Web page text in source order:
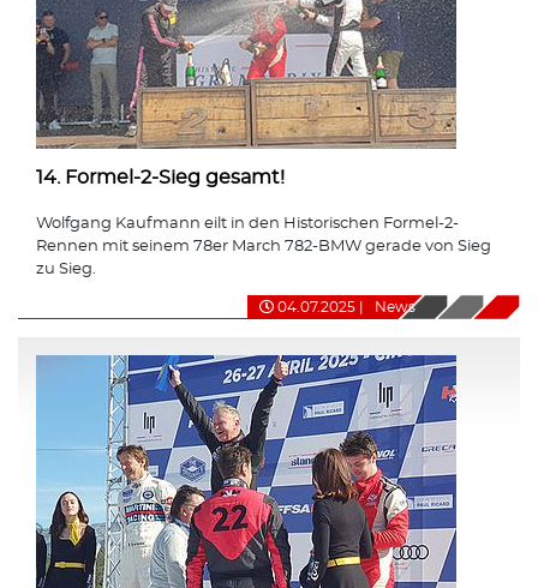
14. Formel-2-Sieg gesamt!
Wolfgang Kaufmann eilt in den Historischen Formel-2-
Rennen mit seinem 78er March 782-BMW gerade von Sieg
zu Sieg.
04.07.2025 News